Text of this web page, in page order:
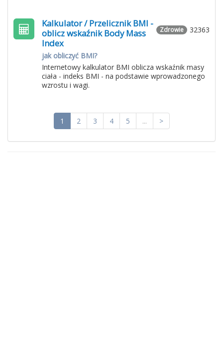
32363
Zdrowie
Kalkulator / Przelicznik BMI -
oblicz wskaźnik Body Mass
Index
jak obliczyć BMI?
Internetowy kalkulator BMI oblicza wskaźnik masy
ciała - indeks BMI - na podstawie wprowadzonego
wzrostu i wagi.
1 2 3 4 5 ... >